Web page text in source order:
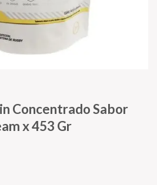
Concentrado Sabor
x 453 Gr